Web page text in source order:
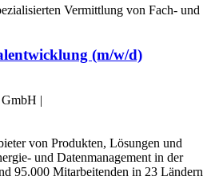
Vermittlung von Fach- und
(m/w/d)
|
von Produkten, Lösungen und
und Datenmanagement in der
95.000 Mitarbeitenden in 23 Ländern